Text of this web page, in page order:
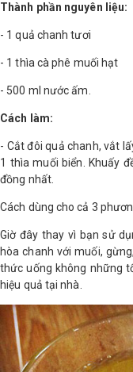
Thành phần nguyên liệu:
- 1 quả chanh tươi
- 1 thìa cà phê muối hạt
- 500 ml nước ấm.
Cách làm:
- Cắt đôi quả chanh, vắt
1 thìa muối biển. Khuấy
đồng nhất.
Cách dùng cho cả 3
Giờ đây thay vì bạn sử
hòa chanh với muối,
thức uống không những
hiệu quả tại nhà.